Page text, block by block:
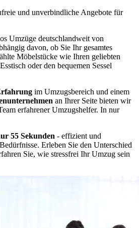
und unverbindliche Angebote für
Umzüge deutschlandweit von
davon, ob Sie Ihr gesamtes
Möbelstücke wie Ihren geliebten
oder den bequemen Sessel
im Umzugsbereich und einem
an Ihrer Seite bieten wir
erfahrener Umzugshelfer. In nur
55 Sekunden - effizient und
Erleben Sie den Unterschied
Sie, wie stressfrei Ihr Umzug sein